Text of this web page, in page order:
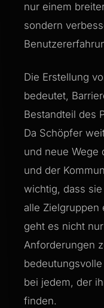
nur einem
sondern
Die Erstellung
bedeutet,
Bestandteil des
Da Schöpfer
und neue Wege
und der
wichtig, dass
alle Zielgruppen
geht es nicht
Anforderungen
bei jedem, der
finden.